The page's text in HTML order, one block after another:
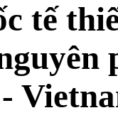
tế